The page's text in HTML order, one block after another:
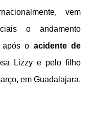
vem
o andamento
o acidente de
Lizzy e pelo filho
em Guadalajara,